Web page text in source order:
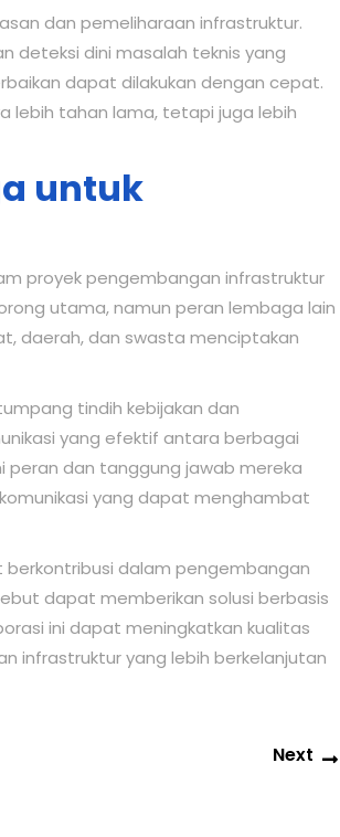
dan pemeliharaan infrastruktur.
deteksi dini masalah teknis yang
dapat dilakukan dengan cepat.
lebih tahan lama, tetapi juga lebih
untuk
proyek pengembangan infrastruktur
utama, namun peran lembaga lain
daerah, dan swasta menciptakan
tindih kebijakan dan
yang efektif antara berbagai
peran dan tanggung jawab mereka
yang dapat menghambat
dalam pengembangan
dapat memberikan solusi berbasis
ini dapat meningkatkan kualitas
infrastruktur yang lebih berkelanjutan
Next